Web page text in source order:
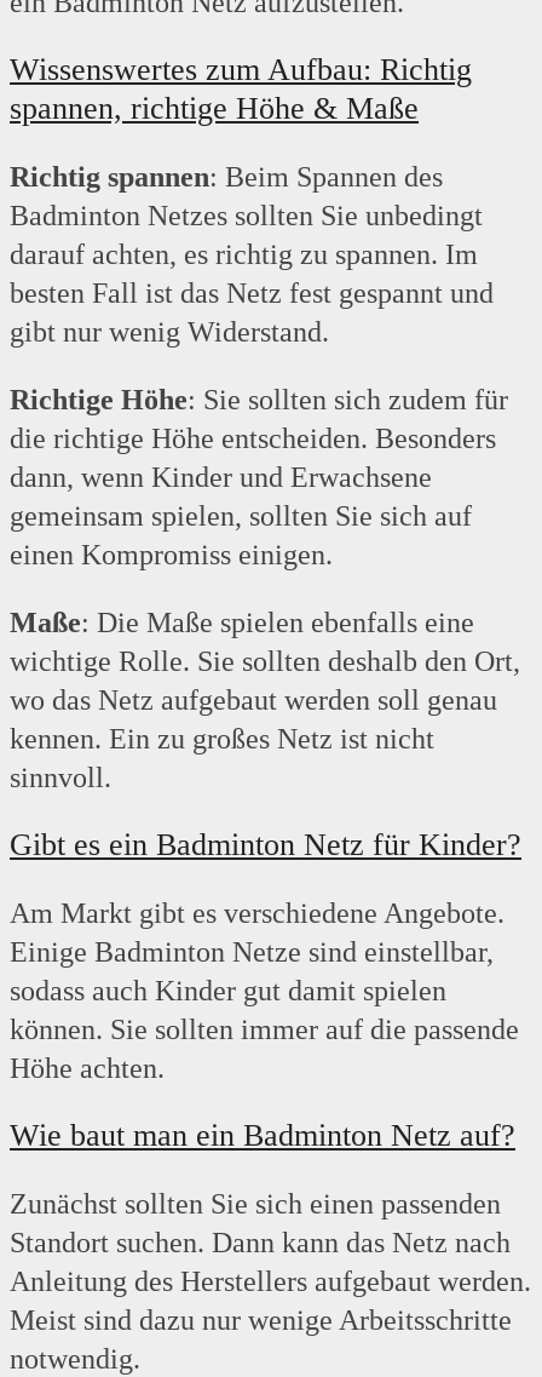
Wissenswertes zum Aufbau: Richtig
spannen, richtige Höhe & Maße
Richtig spannen: Beim Spannen des
Badminton Netzes sollten Sie unbedingt
darauf achten, es richtig zu spannen. Im
besten Fall ist das Netz fest gespannt und
gibt nur wenig Widerstand.
Richtige Höhe: Sie sollten sich zudem für
die richtige Höhe entscheiden. Besonders
dann, wenn Kinder und Erwachsene
gemeinsam spielen, sollten Sie sich auf
einen Kompromiss einigen.
Maße: Die Maße spielen ebenfalls eine
wichtige Rolle. Sie sollten deshalb den Ort,
wo das Netz aufgebaut werden soll genau
kennen. Ein zu großes Netz ist nicht
sinnvoll.
Gibt es ein Badminton Netz für Kinder?
Am Markt gibt es verschiedene Angebote.
Einige Badminton Netze sind einstellbar,
sodass auch Kinder gut damit spielen
können. Sie sollten immer auf die passende
Höhe achten.
Wie baut man ein Badminton Netz auf?
Zunächst sollten Sie sich einen passenden
Standort suchen. Dann kann das Netz nach
Anleitung des Herstellers aufgebaut werden.
Meist sind dazu nur wenige Arbeitsschritte
notwendig.